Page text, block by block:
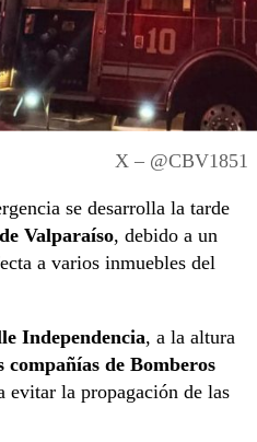
X – @CBV1851
se desarrolla la tarde
Valparaíso, debido a un
a varios inmuebles del
Independencia, a la altura
compañías de Bomberos
evitar la propagación de las